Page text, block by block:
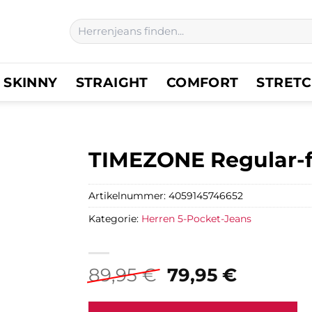
Suchen
nach:
SKINNY STRAIGHT COMFORT
TIMEZONE
89,95€ Ursprünglicher
79,95 €
Artikelnummer: 4059145746652
Kategorie: Herren 5-Pocket-Jeans